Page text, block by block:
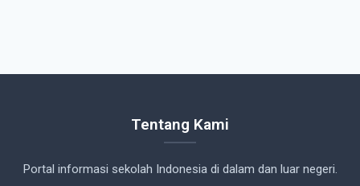
Tentang Kami
Portal informasi sekolah Indonesia di dalam dan luar negeri.